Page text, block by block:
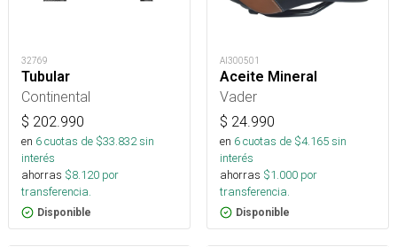
32769
Tubular
Continental
$ 202.990
en 6cuotas de $33.832sin
interés
ahorras $8.120 por
transferencia.
Disponible
AI300501
Aceite Mineral
Vader
$ 24.990
en 6cuotas de $4.165sin
interés
ahorras $1.000 por
transferencia.
Disponible